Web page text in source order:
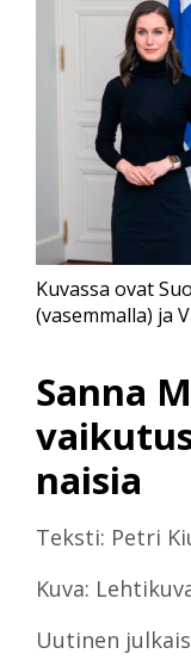
Sanna
naisia
Teksti: Petri
Kuva:
Uutinen
Kuvassa ovat
(vasemmalla) ja